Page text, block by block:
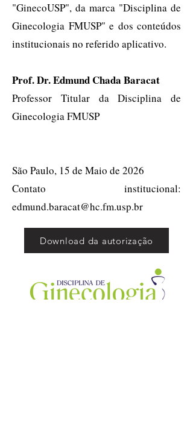
"GinecoUSP", da marca "Disciplina de
Ginecologia FMUSP" e dos conteúdos
institucionais no referido aplicativo.
Prof. Dr. Edmund Chada Baracat
Professor Titular da Disciplina de
Ginecologia FMUSP
São Paulo, 15 de Maio de 2026
Contato institucional:
edmund.baracat@hc.fm.usp.br
Download da autorização